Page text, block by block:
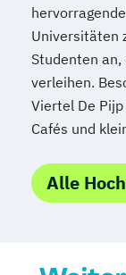
Universitäten
Studenten
verleihen.
Viertel De
Cafés und
Alle